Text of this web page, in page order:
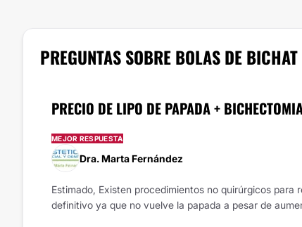
PREGUNTAS SOBRE BOLAS DE BICHAT
PRECIO DE LIPO DE PAPADA +
MEJOR RESPUESTA
Dra. Marta Fernández
Estimado, Existen procedimientos no quirúrgicos
definitivo ya que no vuelve la papada a pesar de